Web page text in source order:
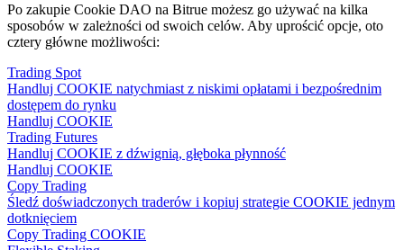
Po zakupie Cookie DAO na Bitrue możesz go używać na kilka
sposobów w zależności od swoich celów. Aby uprościć opcje, oto
cztery główne możliwości:
Trading Spot
Handluj COOKIE natychmiast z niskimi opłatami i bezpośrednim
dostępem do rynku
Handluj COOKIE
Trading Futures
Handluj COOKIE z dźwignią, głęboka płynność
Handluj COOKIE
Copy Trading
Śledź doświadczonych traderów i kopiuj strategie COOKIE jednym
dotknięciem
Copy Trading COOKIE